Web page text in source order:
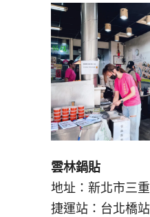
雲林鍋貼
地址：新北市三
捷運站：台北橋站